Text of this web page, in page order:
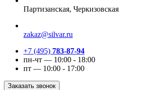
Партизанская, Черкизовская
zakaz@silvar.ru
+7 (495) 783-87-94
пн-чт — 10:00 - 18:00
пт — 10:00 - 17:00
Заказать звонок